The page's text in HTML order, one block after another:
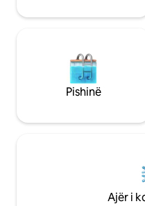
Pishinë
Ajër i